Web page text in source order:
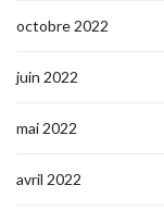
octobre 2022
juin 2022
mai 2022
avril 2022